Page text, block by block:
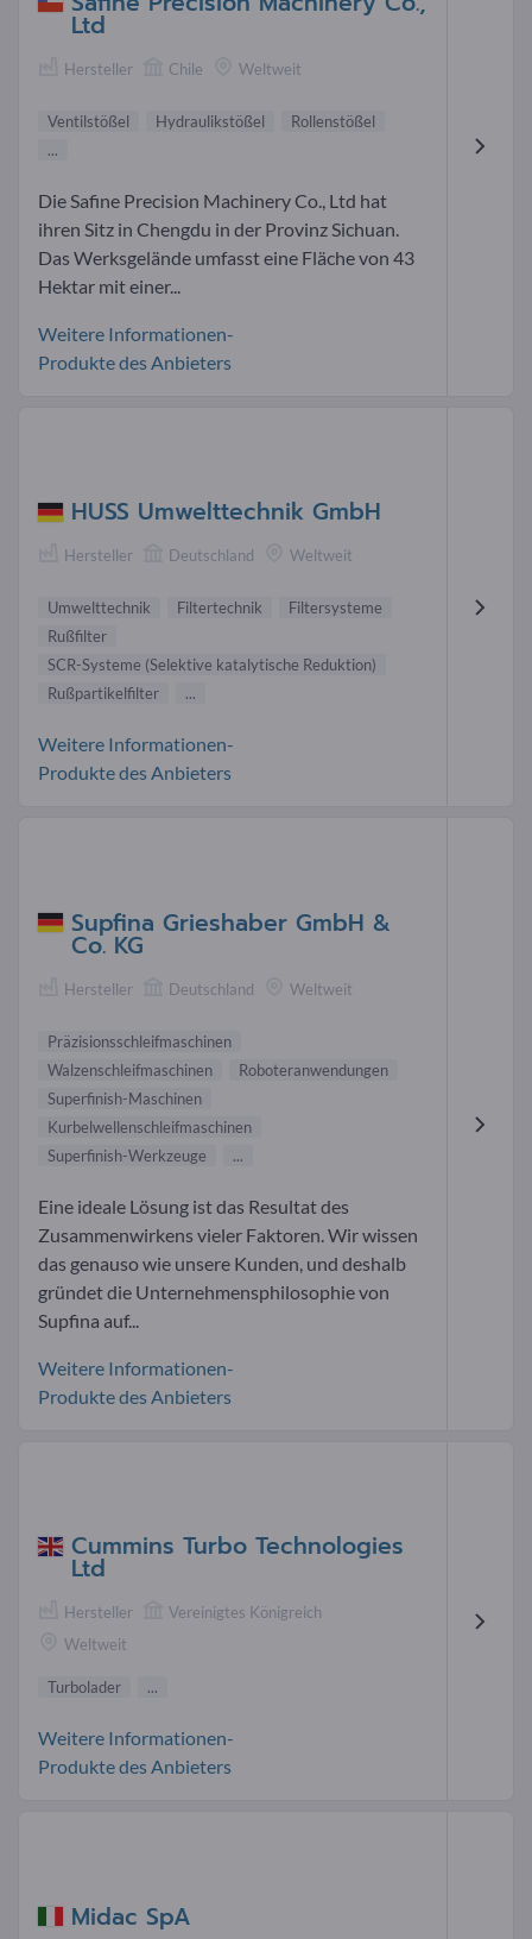
Ltd
Hersteller Chile Weltweit
Ventilstößel Hydraulikstößel
Rollenstößel
...
Die Safine Precision Machinery Co., Ltd hat
ihren Sitz in Chengdu in der Provinz Sichuan.
Das Werksgelände umfasst eine Fläche von 43
Hektar mit einer...
Weitere Informationen-
Produkte des Anbieters
HUSS Umwelttechnik GmbH
Hersteller Deutschland Weltweit
Umwelttechnik Filtertechnik
Filtersysteme
Rußfilter
SCR-Systeme (Selektive katalytische Reduktion)
Rußpartikelfilter
...
Weitere Informationen-
Produkte des Anbieters
Supfina Grieshaber GmbH &
Co. KG
Hersteller Deutschland Weltweit
Präzisionsschleifmaschinen
Walzenschleifmaschinen
Roboteranwendungen
Superfinish-Maschinen
Kurbelwellenschleifmaschinen
Superfinish-Werkzeuge
...
Eine ideale Lösung ist das Resultat des
Zusammenwirkens vieler Faktoren. Wir wissen
das genauso wie unsere Kunden, und deshalb
gründet die Unternehmensphilosophie von
Supfina auf...
Weitere Informationen-
Produkte des Anbieters
Cummins Turbo Technologies
Ltd
Hersteller
Vereinigtes Königreich
Weltweit
Turbolader ...
Weitere Informationen-
Produkte des Anbieters
Midac SpA